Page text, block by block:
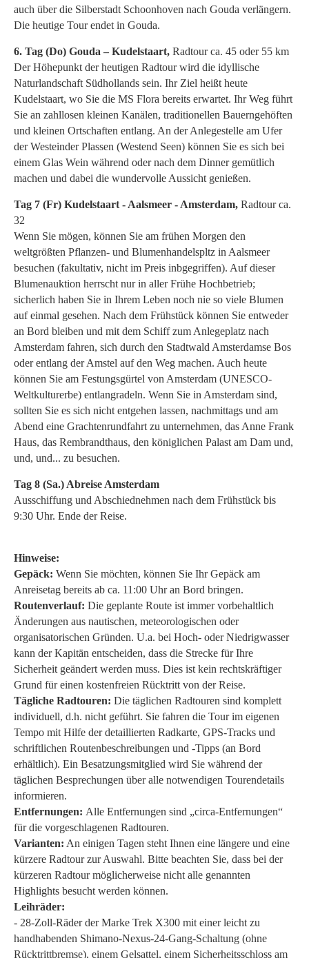
auch über die Silberstadt Schoonhoven nach Gouda verlängern.
Die heutige Tour endet in Gouda.
6. Tag (Do) Gouda – Kudelstaart, Radtour ca. 45 oder 55 km
Der Höhepunkt der heutigen Radtour wird die idyllische
Naturlandschaft Südhollands sein. Ihr Ziel heißt heute
Kudelstaart, wo Sie die MS Flora bereits erwartet. Ihr Weg führt
Sie an zahllosen kleinen Kanälen, traditionellen Bauerngehöften
und kleinen Ortschaften entlang. An der Anlegestelle am Ufer
der Westeinder Plassen (Westend Seen) können Sie es sich bei
einem Glas Wein während oder nach dem Dinner gemütlich
machen und dabei die wundervolle Aussicht genießen.
Tag 7 (Fr) Kudelstaart - Aalsmeer - Amsterdam, Radtour ca.
32
Wenn Sie mögen, können Sie am frühen Morgen den
weltgrößten Pflanzen- und Blumenhandelspltz in Aalsmeer
besuchen (fakultativ, nicht im Preis inbgegriffen). Auf dieser
Blumenauktion herrscht nur in aller Frühe Hochbetrieb;
sicherlich haben Sie in Ihrem Leben noch nie so viele Blumen
auf einmal gesehen. Nach dem Frühstück können Sie entweder
an Bord bleiben und mit dem Schiff zum Anlegeplatz nach
Amsterdam fahren, sich durch den Stadtwald Amsterdamse Bos
oder entlang der Amstel auf den Weg machen. Auch heute
können Sie am Festungsgürtel von Amsterdam (UNESCO-
Weltkulturerbe) entlangradeln. Wenn Sie in Amsterdam sind,
sollten Sie es sich nicht entgehen lassen, nachmittags und am
Abend eine Grachtenrundfahrt zu unternehmen, das Anne Frank
Haus, das Rembrandthaus, den königlichen Palast am Dam und,
und, und... zu besuchen.
Tag 8 (Sa.) Abreise Amsterdam
Ausschiffung und Abschiednehmen nach dem Frühstück bis
9:30 Uhr. Ende der Reise.
Hinweise:
Gepäck: Wenn Sie möchten, können Sie Ihr Gepäck am
Anreisetag bereits ab ca. 11:00 Uhr an Bord bringen.
Routenverlauf: Die geplante Route ist immer vorbehaltlich
Änderungen aus nautischen, meteorologischen oder
organisatorischen Gründen. U.a. bei Hoch- oder Niedrigwasser
kann der Kapitän entscheiden, dass die Strecke für Ihre
Sicherheit geändert werden muss. Dies ist kein rechtskräftiger
Grund für einen kostenfreien Rücktritt von der Reise.
Tägliche Radtouren: Die täglichen Radtouren sind komplett
individuell, d.h. nicht geführt. Sie fahren die Tour im eigenen
Tempo mit Hilfe der detaillierten Radkarte, GPS-Tracks und
schriftlichen Routenbeschreibungen und -Tipps (an Bord
erhältlich). Ein Besatzungsmitglied wird Sie während der
täglichen Besprechungen über alle notwendigen Tourendetails
informieren.
Entfernungen: Alle Entfernungen sind „circa-Entfernungen“
für die vorgeschlagenen Radtouren.
Varianten: An einigen Tagen steht Ihnen eine längere und eine
kürzere Radtour zur Auswahl. Bitte beachten Sie, dass bei der
kürzeren Radtour möglicherweise nicht alle genannten
Highlights besucht werden können.
Leihräder:
- 28-Zoll-Räder der Marke Trek X300 mit einer leicht zu
handhabenden Shimano-Nexus-24-Gang-Schaltung (ohne
Rücktrittbremse), einem Gelsattel, einem Sicherheitsschloss am